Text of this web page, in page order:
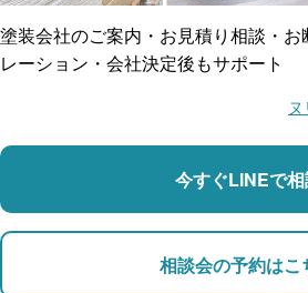
支払い対応
マンション・アパート
店舗・事務所対応
塗装会社のご案内・お見積り相談・お
レーション・会社決定後もサポート
今すぐLINEで
相談会の予約はこ